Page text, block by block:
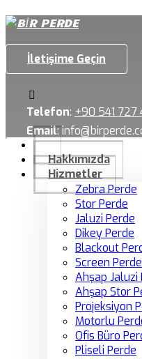
İletişime Geçin
Telefon: +90 541 727
Email:
Hakkımızda
Hizmetler
Zebra Perde
Stor Perde
Jaluzi Perde
Dikey Perde
Blackout
Screen Perde
Ahşap Jaluzi
Ahşap Stor
Projeksiyon
Motorlu
Ofis Büro
Pliseli Perde